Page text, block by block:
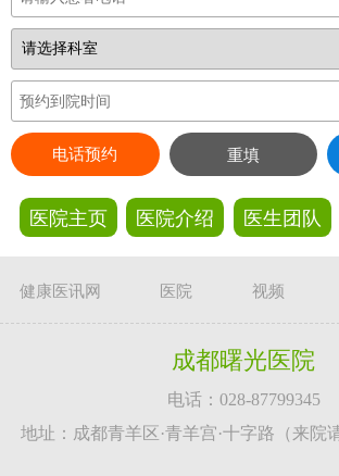
电话预约 重填
医院主页 医院介绍 医生团队
健康医讯网 医院 视频
成都曙光医院
电话：028-87799345
地址：成都青羊区·青羊宫·十字路（来院